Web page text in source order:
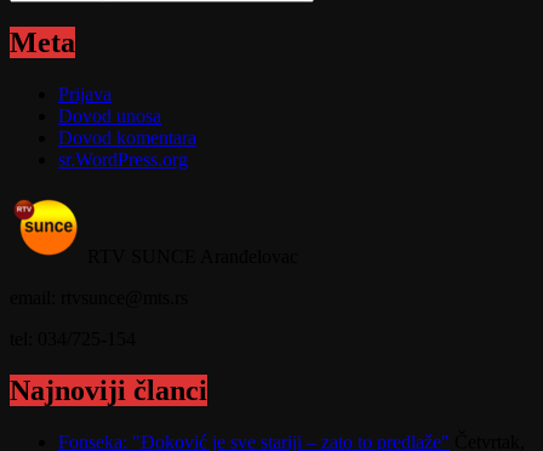
Meta
Prijava
Dovod unosa
Dovod komentara
sr.WordPress.org
Najnoviji članci
Fonseka: "Đoković je sve stariji – zato to predlaže"